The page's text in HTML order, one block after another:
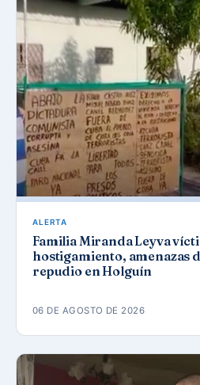
ALERTA
Familia Miranda Leyva
hostigamiento, amenazas
repudio en Holguín
06 DE AGOSTO DE 2026